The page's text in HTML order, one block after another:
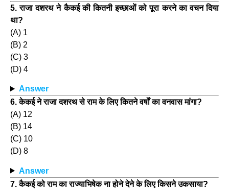
5. राजा दशरथ ने कैकई की कितनी इच्छाओं को पूरा करने का वचन दिया
था?
(A) 1
(B) 2
(C) 3
(D) 4
Answer
6. केकई ने राजा दशरथ से राम के लिए कितने वर्षों का वनवास मांगा?
(A) 12
(B) 14
(C) 10
(D) 8
Answer
7. कैकई को राम का राज्याभिषेक ना होने देने के लिए किसने उकसाया?